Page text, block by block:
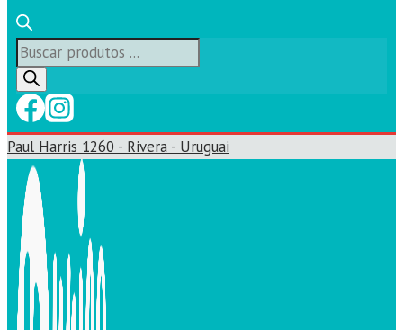
Búsqueda
de
productos
Paul Harris 1260 - Rivera - Uruguai